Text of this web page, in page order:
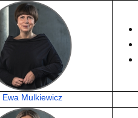
Ewa Mulkiewicz